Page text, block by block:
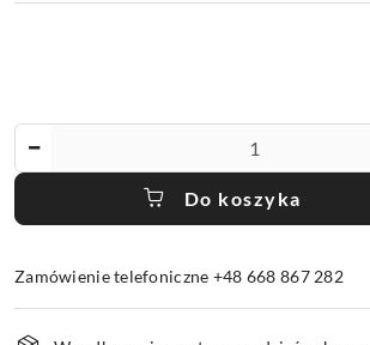
Do koszyka
Zamówienie telefoniczne +48 668 867 282
Dostępność